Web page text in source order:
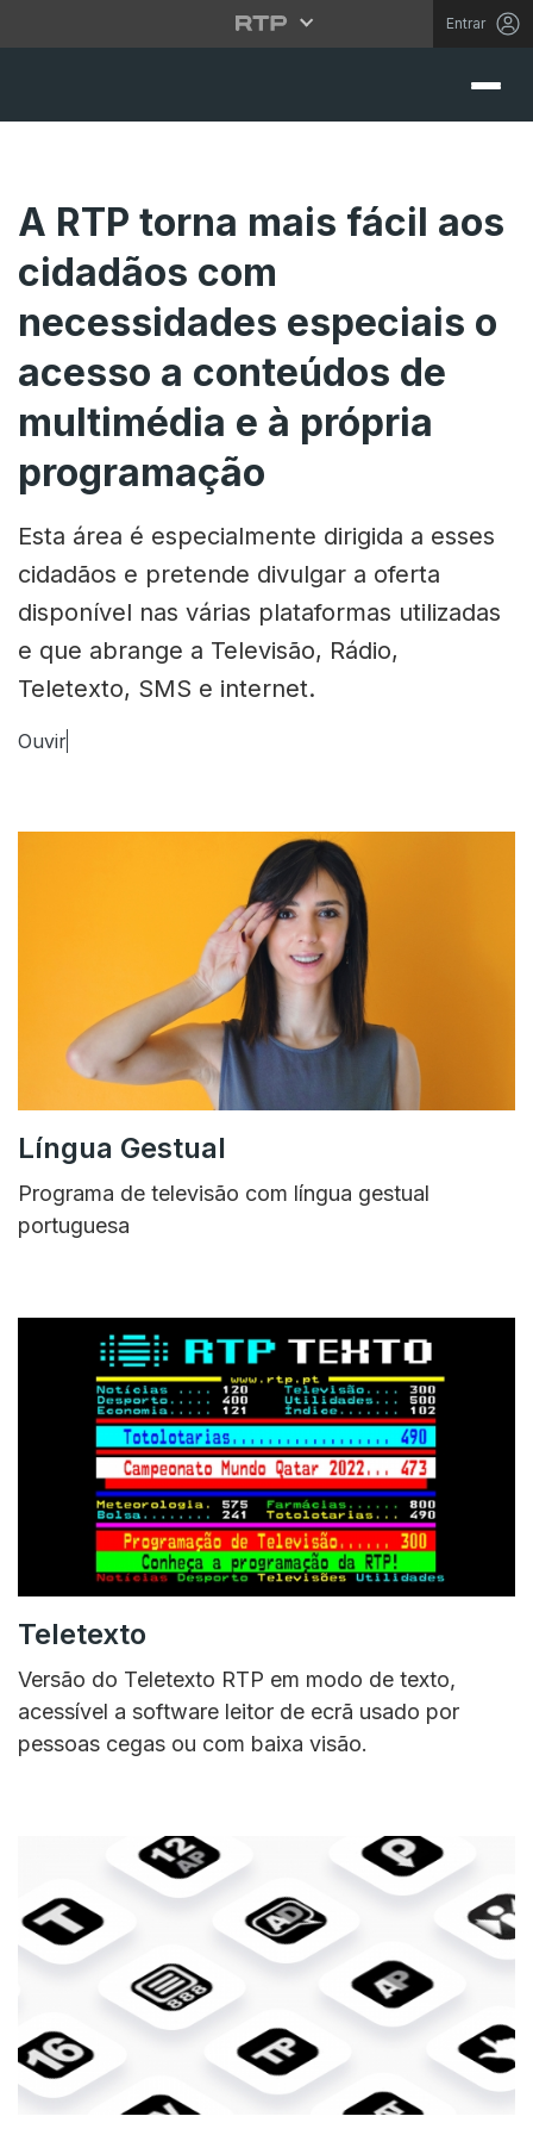
Entrar
A RTP torna mais fácil aos
cidadãos com
necessidades especiais o
acesso a conteúdos de
multimédia e à própria
programação
Esta área é especialmente dirigida a esses
cidadãos e pretende divulgar a oferta
disponível nas várias plataformas utilizadas
e que abrange a Televisão, Rádio,
Teletexto, SMS e internet.
Ouvir
Língua Gestual
Programa de televisão com língua gestual
portuguesa
Teletexto
Versão do Teletexto RTP em modo de texto,
acessível a software leitor de ecrã usado por
pessoas cegas ou com baixa visão.